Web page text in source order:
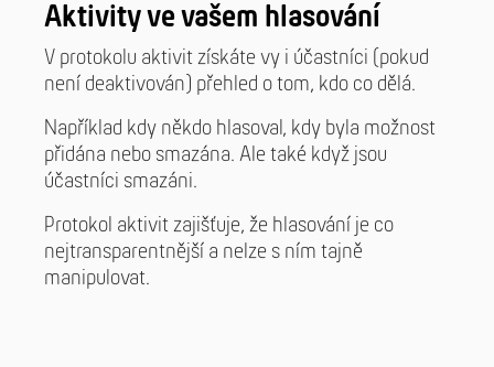
Aktivity ve vašem hlasování
V protokolu aktivit získáte vy i účastníci (pokud
není deaktivován) přehled o tom, kdo co dělá.
Například kdy někdo hlasoval, kdy byla možnost
přidána nebo smazána. Ale také když jsou
účastníci smazáni.
Protokol aktivit zajišťuje, že hlasování je co
nejtransparentnější a nelze s ním tajně
manipulovat.